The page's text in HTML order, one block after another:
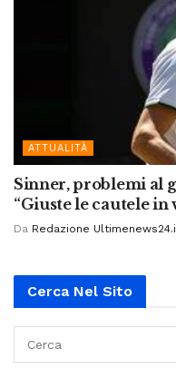
ATTUALITÀ
Sinner, problemi al
“Giuste le cautele in
Da Redazione
Cerca Nel Sito